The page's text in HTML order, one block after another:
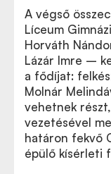
A végső
Líceum
Horváth
Lázár Imre –
a fődíjat:
Molnár
vehetnek
vezetésével
határon fekvő
épülő kísérleti